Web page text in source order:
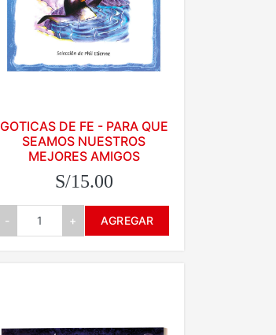
GOTICAS DE FE - PARA QUE
SEAMOS NUESTROS
MEJORES AMIGOS
S/15.00
- + AGREGAR